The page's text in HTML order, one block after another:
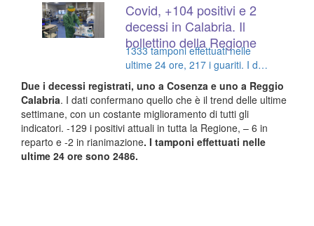
Covid, +104 positivi e 2
decessi in Calabria. Il
bollettino della Regione
1333 tamponi effettuati nelle
ultime 24 ore, 217 i guariti. I dati
del bollettino 3 giugno della
Regione Calabria
Due i decessi registrati, uno a Cosenza e uno a Reggio
Calabria. I dati confermano quello che è il trend delle ultime
settimane, con un costante miglioramento di tutti gli
indicatori. -129 i positivi attuali in tutta la Regione, – 6 in
reparto e -2 in rianimazione. I tamponi effettuati nelle
ultime 24 ore sono 2486.